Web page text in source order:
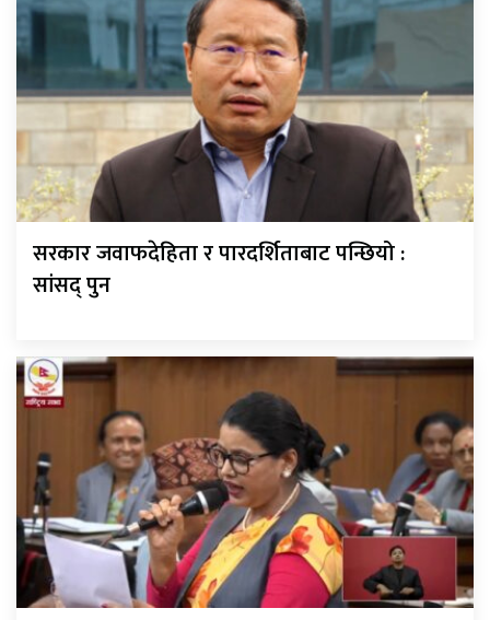
सरकार जवाफदेहिता र पारदर्शिताबाट पन्छियो :
सांसद् पुन